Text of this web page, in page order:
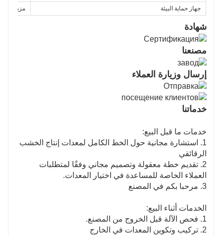
جهاز حماية البيئة مزيل غبار
شهادة
مصنعنا
إرسال وزيارة العملاء
خدماتنا
خدمات ما قبل البيع:
1. استشارة مجانية حول الخط الكامل لمعدات إنتاج الخشب
الرقائقي
2. تقديم خطة معقولة وتصميم مجاني وفقًا لمتطلبات
العملاء الخاصة للمساعدة في اختيار المعدات.
3. مرحبا بكم في المصنع
الخدمات أثناء البيع:
1. فحص الآلة قبل الخروج من المصنع.
2. تركيب وتكوين المعدات في الخارج